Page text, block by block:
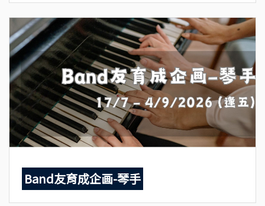
Band友育成企画-琴手